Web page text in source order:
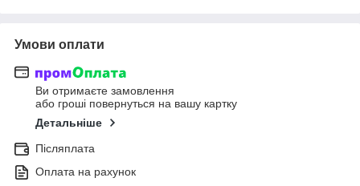
Умови оплати
Ви отримаєте замовлення
або гроші повернуться на вашу картку
Детальніше
Післяплата
Оплата на рахунок